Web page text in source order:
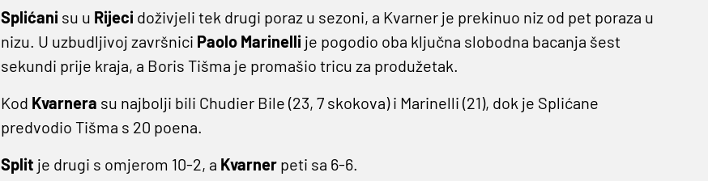
Splićani su u Rijeci doživjeli tek drugi poraz u sezoni, a Kvarner je prekinuo niz od pet poraza u
nizu. U uzbudljivoj završnici Paolo Marinelli je pogodio oba ključna slobodna bacanja šest
sekundi prije kraja, a Boris Tišma je promašio tricu za produžetak.
Kod Kvarnera su najbolji bili Chudier Bile (23, 7 skokova) i Marinelli (21), dok je Splićane
predvodio Tišma s 20 poena.
Split je drugi s omjerom 10-2, a Kvarnerpeti sa 6-6.